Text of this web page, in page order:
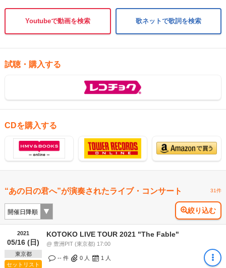
Youtubeで動画を検索 歌ネットで歌詞を検索
試聴・購入する
CDを購入する
“あの日の君へ”が演奏されたライブ・コンサート 31件
絞り込む
2021
05/16 (日)
東京都
セットリスト
KOTOKO LIVE TOUR 2021 "The Fable"
@ 豊洲PIT (東京都) 17:00
-- 件 0 人 1 人